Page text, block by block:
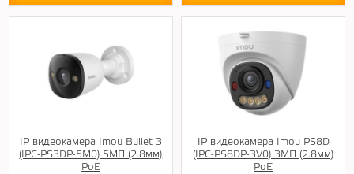
IP видеокамера Imou Bullet 3
(IPC-PS3DP-5M0) 5МП (2.8мм)
PoE
IP видеокамера Imou PS8D
(IPC-PS8DP-3V0) 3МП (2.8мм)
PoE